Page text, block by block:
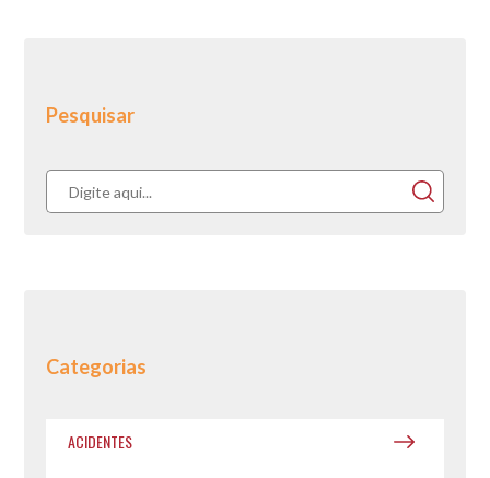
Pesquisar
Categorias
ACIDENTES